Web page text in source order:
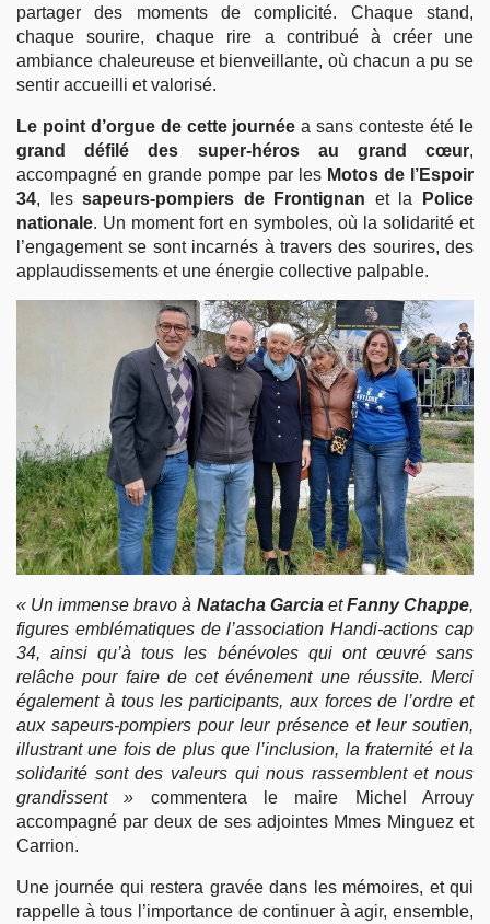
partager des moments de complicité. Chaque stand,
chaque sourire, chaque rire a contribué à créer une
ambiance chaleureuse et bienveillante, où chacun a pu se
sentir accueilli et valorisé.
Le point d’orgue de cette journée a sans conteste été le
grand défilé des super-héros au grand cœur,
accompagné en grande pompe par les Motos de l’Espoir
34, lessapeurs-pompiers de Frontignan et la
Police
nationale. Un moment fort en symboles, où la solidarité et
l’engagement se sont incarnés à travers des sourires, des
applaudissements et une énergie collective palpable.
« Un immense bravo à Natacha GarciaetFanny Chappe,
figures emblématiques de l’association Handi-actions cap
34, ainsi qu’à tous les bénévoles qui ont œuvré sans
relâche pour faire de cet événement une réussite. Merci
également à tous les participants, aux forces de l’ordre et
aux sapeurs-pompiers pour leur présence et leur soutien,
illustrant une fois de plus que l’inclusion, la fraternité et la
solidarité sont des valeurs qui nous rassemblent et nous
grandissent » commentera le maire Michel Arrouy
accompagné par deux de ses adjointes Mmes Minguez et
Carrion.
Une journée qui restera gravée dans les mémoires, et qui
rappelle à tous l’importance de continuer à agir, ensemble,